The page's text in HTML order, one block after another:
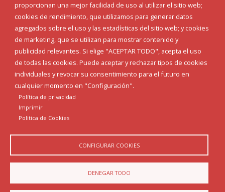
proporcionan una mejor facilidad de uso al utilizar el sitio web;
cookies de rendimiento, que utilizamos para generar datos
agregados sobre el uso y las estadísticas del sitio web; y cookies
de marketing, que se utilizan para mostrar contenido y
publicidad relevantes. Si elige "ACEPTAR TODO", acepta el uso
de todas las cookies. Puede aceptar y rechazar tipos de cookies
individuales y revocar su consentimiento para el futuro en
cualquier momento en "Configuración".
Política de privacidad
Imprimir
Politica de Cookies
CONFIGURAR COOKIES
DENEGAR TODO
INICIAR SESIÓN
MAPA WEB